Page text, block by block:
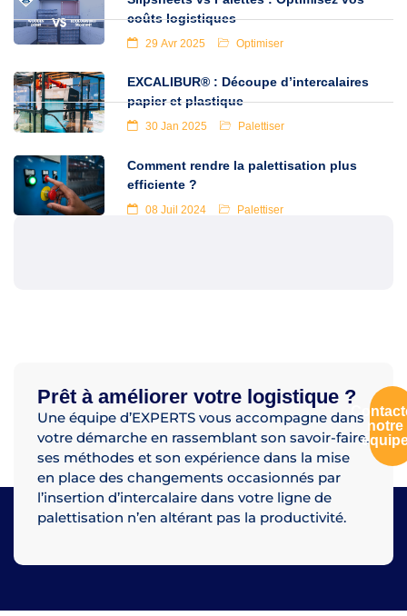
coûts logistiques
29 Avr 2025 Optimiser
EXCALIBUR® : Découpe d’intercalaires
papier et plastique
30 Jan 2025 Palettiser
Comment rendre la palettisation plus
efficiente ?
08 Juil 2024 Palettiser
Prêt à améliorer votre logistique ?
Une équipe d’EXPERTS vous accompagne dans
votre démarche en rassemblant son savoir-faire,
ses méthodes et son expérience dans la mise
en place des changements occasionnés par
l’insertion d’intercalaire dans votre ligne de
palettisation n’en altérant pas la productivité.
notre